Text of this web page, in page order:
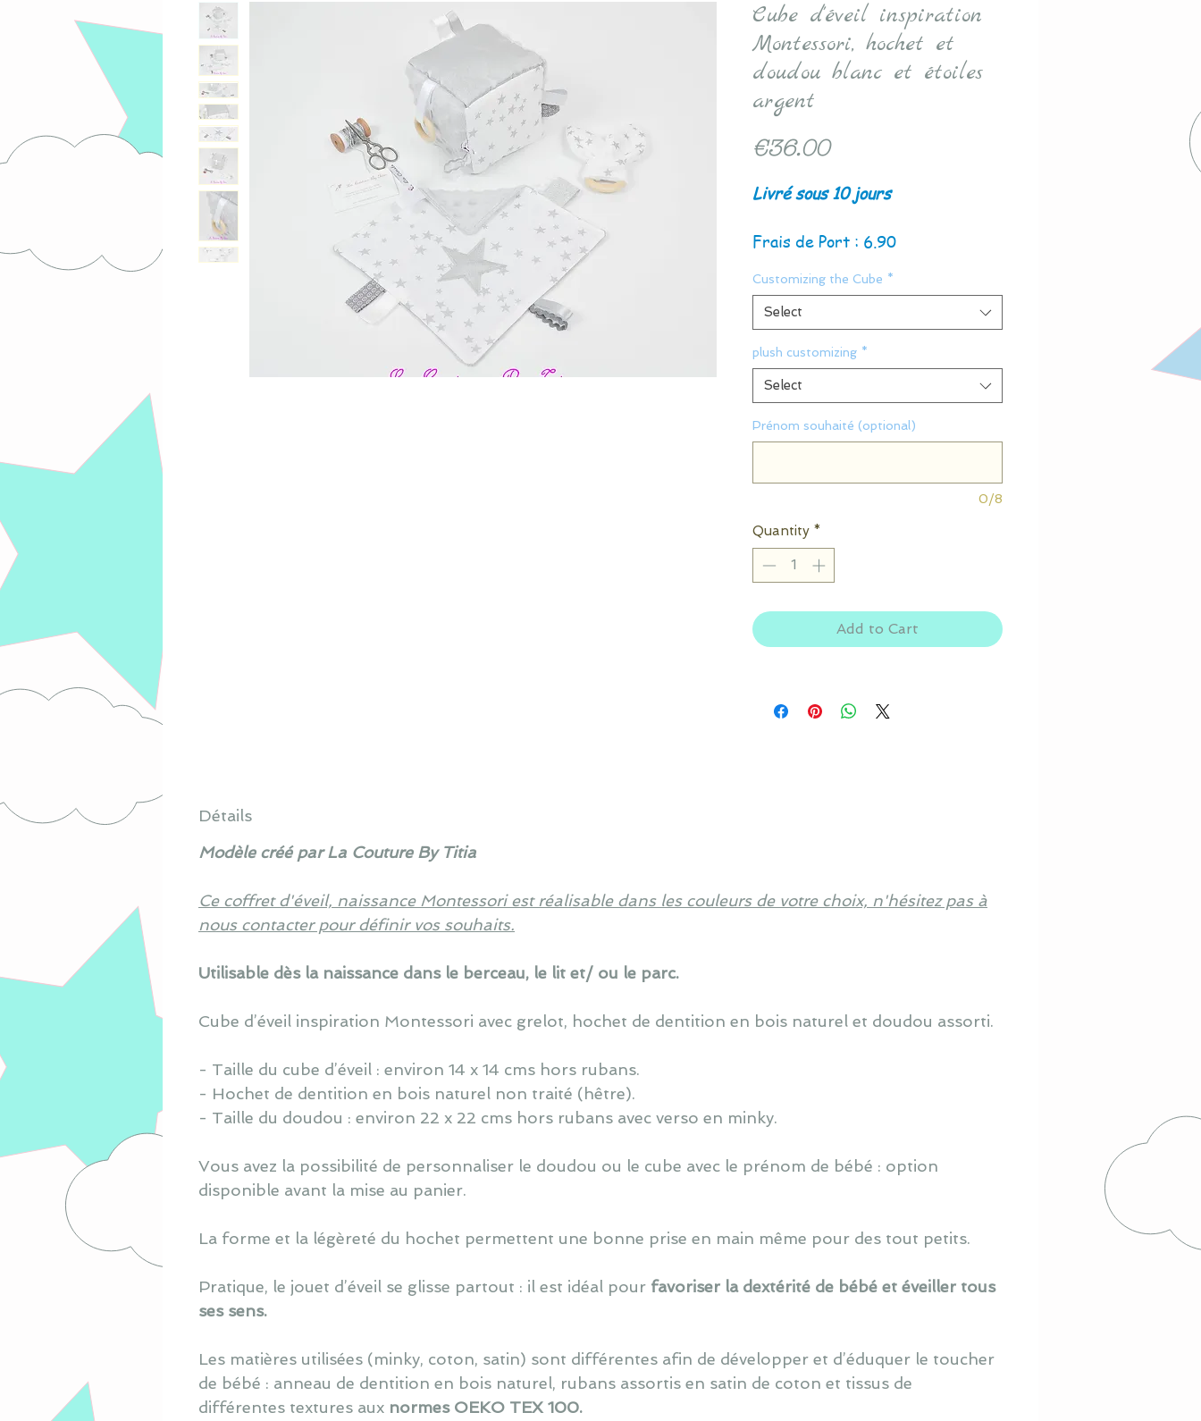
Cube d'éveil inspiration
Montessori, hochet et
doudou blanc et étoiles
argent
€36.00Price
Livré sous 10 jours
Frais de Port : 6.90
Customizing the Cube *
Select
plush customizing *
Select
Prénom souhaité (optional)
0/8
Quantity *
Add to Cart
Détails
Modèle créé par La Couture By Titia
Ce coffret d'éveil, naissance Montessori est réalisable dans les couleurs de votre choix, n'hésitez pas à
nous contacter pour définir vos souhaits.
Utilisable dès la naissance dans le berceau, le lit et/ ou le parc.
Cube d’éveil inspiration Montessori avec grelot, hochet de dentition en bois naturel et doudou assorti.
- Taille du cube d’éveil : environ 14 x 14 cms hors rubans.
- Hochet de dentition en bois naturel non traité (hêtre).
- Taille du doudou : environ 22 x 22 cms hors rubans avec verso en minky.
Vous avez la possibilité de personnaliser le doudou ou le cube avec le prénom de bébé : option
disponible avant la mise au panier.
La forme et la légèreté du hochet permettent une bonne prise en main même pour des tout petits.
Pratique, le jouet d’éveil se glisse partout : il est idéal pour favoriser la dextérité de bébé et éveiller tous
ses sens.
Les matières utilisées (minky, coton, satin) sont différentes afin de développer et d’éduquer le toucher
de bébé : anneau de dentition en bois naturel, rubans assortis en satin de coton et tissus de
différentes textures aux normes OEKO TEX 100.